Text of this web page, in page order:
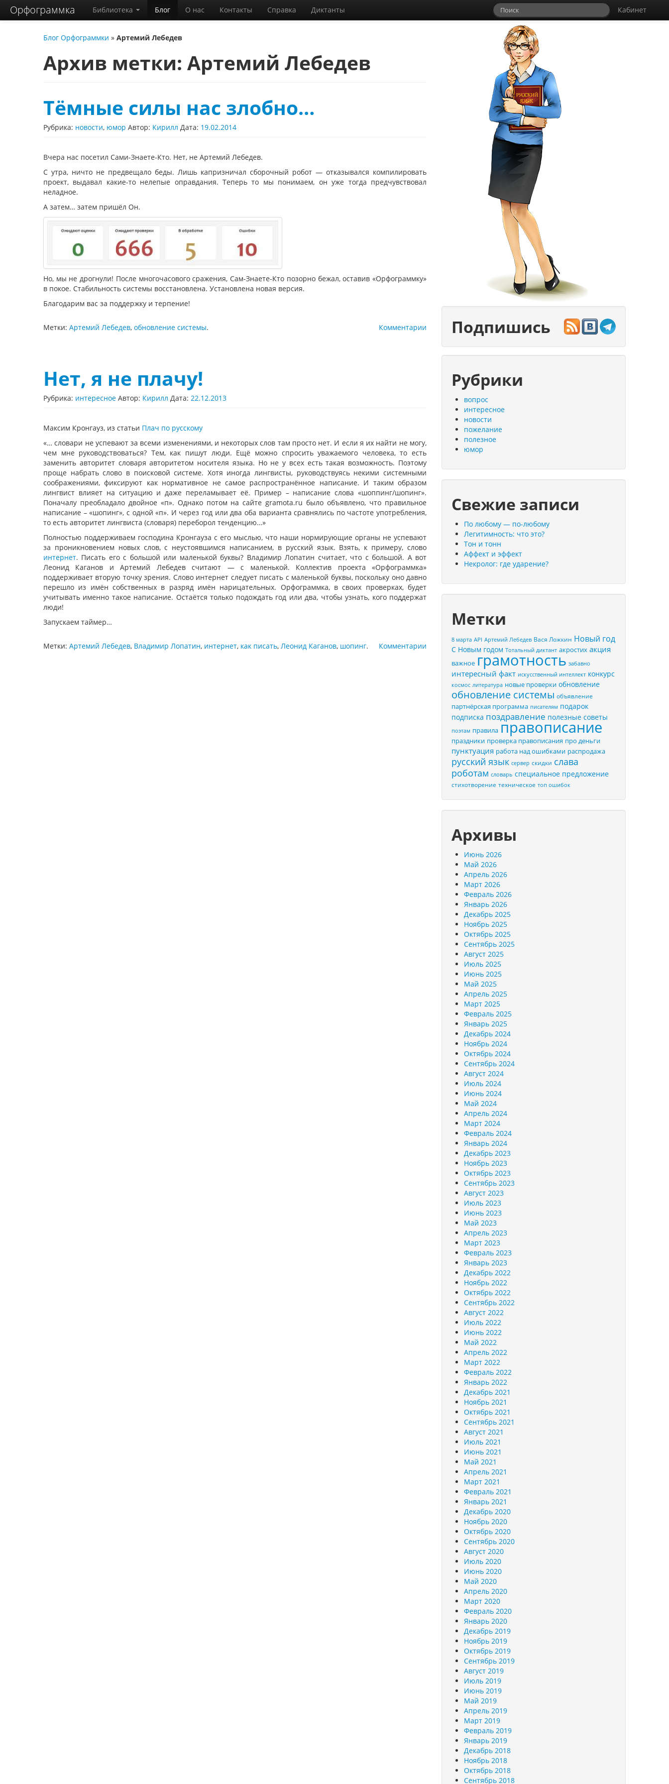
Орфограммка Кабинет
Библиотека Блог О нас Контакты Справка Диктанты
Блог Орфограммки » Артемий Лебедев
Архив метки: Артемий Лебедев
Тёмные силы нас злобно…
Рубрика: новости, юмор Автор: Кирилл Дата: 19.02.2014
Вчера нас посетил Сами-Знаете-Кто. Нет, не Артемий Лебедев.
С утра, ничто не предвещало беды. Лишь капризничал сборочный робот — отказывался компилировать
проект, выдавал какие-то нелепые оправдания. Теперь то мы понимаем, он уже тогда предчувствовал
неладное.
А затем… затем пришёл Он.
Но, мы не дрогнули! После многочасового сражения, Сам-Знаете-Кто позорно бежал, оставив «Орфограммку»
в покое. Стабильность системы восстановлена. Установлена новая версия.
Благодарим вас за поддержку и терпение!
Комментарии
Метки: Артемий Лебедев, обновление системы.
Нет, я не плачу!
Рубрика: интересное Автор: Кирилл Дата: 22.12.2013
Максим Кронгауз, из статьи Плач по русскому
«… словари не успевают за всеми изменениями, и некоторых слов там просто нет. И если я их найти не могу,
чем мне руководствоваться? Тем, как пишут люди. Ещё можно спросить уважаемого человека, то есть
заменить авторитет словаря авторитетом носителя языка. Но не у всех есть такая возможность. Поэтому
проще набрать слово в поисковой системе. Хотя иногда лингвисты, руководствуясь некими системными
соображениями, фиксируют как нормативное не самое распространённое написание. И таким образом
лингвист влияет на ситуацию и даже переламывает её. Пример – написание слова «шоппинг/шопинг».
Поначалу преобладало двойное «п». Однако потом на сайте gramota.ru было объявлено, что правильное
написание – «шопинг», с одной «п». И через год или два оба варианта сравнялись по частоте употребления,
то есть авторитет лингвиста (словаря) переборол тенденцию…»
Полностью поддерживаем господина Кронгауза с его мыслью, что наши нормирующие органы не успевают
за проникновением новых слов, с неустоявшимся написанием, в русский язык. Взять, к примеру, слово
интернет. Писать его с большой или маленькой буквы? Владимир Лопатин считает, что с большой. А вот
Леонид Каганов и Артемий Лебедев считают — с маленькой. Коллектив проекта «Орфограммка»
поддерживает вторую точку зрения. Слово интернет следует писать с маленькой буквы, поскольку оно давно
перешло из имён собственных в разряд имён нарицательных. Орфограммка, в своих проверках, будет
учитывать именно такое написание. Остаётся только подождать год или два, чтобы узнать, кого поддержат
люди!
Запускаем таймер…
Комментарии
Метки: Артемий Лебедев, Владимир Лопатин, интернет, как писать, Леонид Каганов, шопинг.
Подпишись
Рубрики
вопрос
интересное
новости
пожелание
полезное
юмор
Свежие записи
По любому — по-любому
Легитимность: что это?
Тон и тонн
Аффект и эффект
Некролог: где ударение?
Метки
8 марта API Артемий Лебедев Вася Ложкин Новый год
С Новым годом Тотальный диктант акростих акция
важное грамотность забавно
интересный факт искусственный интеллект конкурс
космос литература новые проверки обновление
обновление системы объявление
партнёрская программа писателям подарок
подписка поздравление полезные советы
поэтам правила правописание
праздники проверка правописания про деньги
пунктуация работа над ошибками распродажа
русский язык сервер скидки слава
роботам словарь специальное предложение
стихотворение техническое топ ошибок
Архивы
Июнь 2026
Май 2026
Апрель 2026
Март 2026
Февраль 2026
Январь 2026
Декабрь 2025
Ноябрь 2025
Октябрь 2025
Сентябрь 2025
Август 2025
Июль 2025
Июнь 2025
Май 2025
Апрель 2025
Март 2025
Февраль 2025
Январь 2025
Декабрь 2024
Ноябрь 2024
Октябрь 2024
Сентябрь 2024
Август 2024
Июль 2024
Июнь 2024
Май 2024
Апрель 2024
Март 2024
Февраль 2024
Январь 2024
Декабрь 2023
Ноябрь 2023
Октябрь 2023
Сентябрь 2023
Август 2023
Июль 2023
Июнь 2023
Май 2023
Апрель 2023
Март 2023
Февраль 2023
Январь 2023
Декабрь 2022
Ноябрь 2022
Октябрь 2022
Сентябрь 2022
Август 2022
Июль 2022
Июнь 2022
Май 2022
Апрель 2022
Март 2022
Февраль 2022
Январь 2022
Декабрь 2021
Ноябрь 2021
Октябрь 2021
Сентябрь 2021
Август 2021
Июль 2021
Июнь 2021
Май 2021
Апрель 2021
Март 2021
Февраль 2021
Январь 2021
Декабрь 2020
Ноябрь 2020
Октябрь 2020
Сентябрь 2020
Август 2020
Июль 2020
Июнь 2020
Май 2020
Апрель 2020
Март 2020
Февраль 2020
Январь 2020
Декабрь 2019
Ноябрь 2019
Октябрь 2019
Сентябрь 2019
Август 2019
Июль 2019
Июнь 2019
Май 2019
Апрель 2019
Март 2019
Февраль 2019
Январь 2019
Декабрь 2018
Ноябрь 2018
Октябрь 2018
Сентябрь 2018